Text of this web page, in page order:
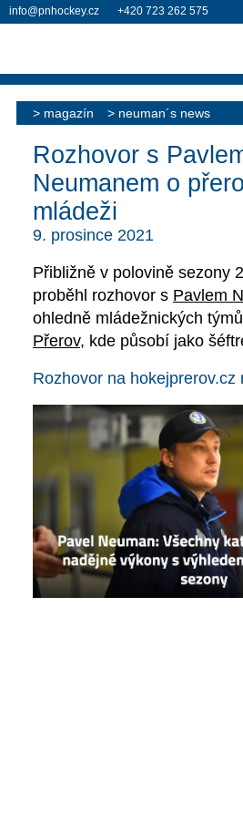
magazín neuman´s news
Rozhovor s
Neumanem o
mládeži
9. prosince 2021
Přibližně v polovině sezony
proběhl rozhovor s Pavlem
ohledně mládežnických týmů
Přerov, kde působí jako
Rozhovor na hokejprerov.cz
info@pnhockey.cz +420 723 262 575